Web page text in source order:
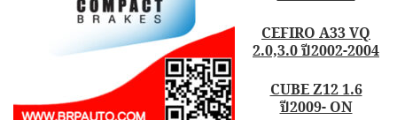
CEFIRO A33 VQ
2.0,3.0 ปี2002-2004
CUBE Z12 1.6
ปี2009- ON